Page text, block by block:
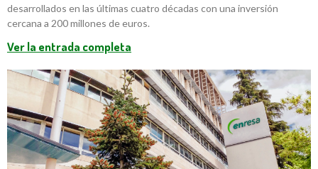
desarrollados en las últimas cuatro décadas con una inversión
cercana a 200 millones de euros.
Ver la entrada completa